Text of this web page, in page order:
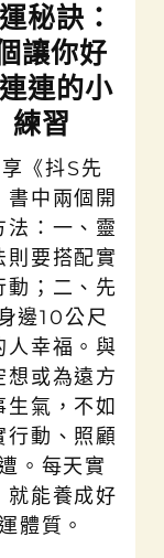
秘訣：
讓你好
連的小
練習
《抖S先
書中兩個開
法：一、靈
則要搭配實
動；二、先
邊10公尺
人幸福。與
想或為遠方
生氣，不如
行動、照顧
。每天實
就能養成好
體質。